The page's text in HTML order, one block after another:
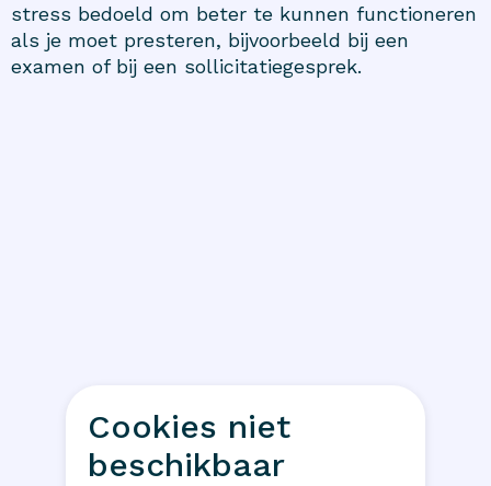
stress bedoeld om beter te kunnen functioneren
als je moet presteren, bijvoorbeeld bij een
examen of bij een sollicitatiegesprek.
Cookies niet
beschikbaar